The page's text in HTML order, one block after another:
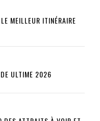
MEILLEUR ITINÉRAIRE
ULTIME 2026